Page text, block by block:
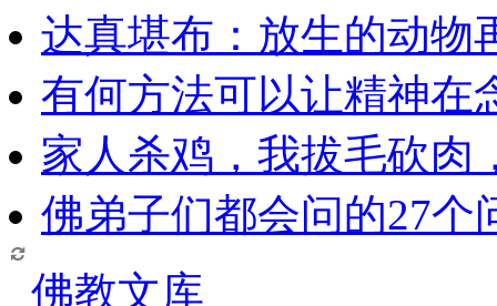
达真堪布：放生的动物
有何方法可以让精神在
家人杀鸡，我拔毛砍肉
佛弟子们都会问的27个
佛教文库